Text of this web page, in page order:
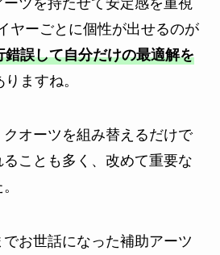
ヤーごとに個性が出せるのが
錯誤して自分だけの最適解を
りますね。
オーツを組み替えるだけで
ことも多く、改めて重要な
お世話になった補助アーツ